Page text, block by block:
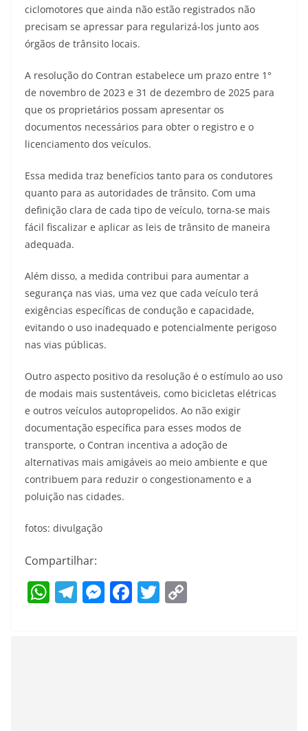
ciclomotores que ainda não estão registrados não
precisam se apressar para regularizá-los junto aos
órgãos de trânsito locais.
A resolução do Contran estabelece um prazo entre 1°
de novembro de 2023 e 31 de dezembro de 2025 para
que os proprietários possam apresentar os
documentos necessários para obter o registro e o
licenciamento dos veículos.
Essa medida traz benefícios tanto para os condutores
quanto para as autoridades de trânsito. Com uma
definição clara de cada tipo de veículo, torna-se mais
fácil fiscalizar e aplicar as leis de trânsito de maneira
adequada.
Além disso, a medida contribui para aumentar a
segurança nas vias, uma vez que cada veículo terá
exigências específicas de condução e capacidade,
evitando o uso inadequado e potencialmente perigoso
nas vias públicas.
Outro aspecto positivo da resolução é o estímulo ao uso
de modais mais sustentáveis, como bicicletas elétricas
e outros veículos autopropelidos. Ao não exigir
documentação específica para esses modos de
transporte, o Contran incentiva a adoção de
alternativas mais amigáveis ao meio ambiente e que
contribuem para reduzir o congestionamento e a
poluição nas cidades.
fotos: divulgação
Compartilhar:
W T M F T